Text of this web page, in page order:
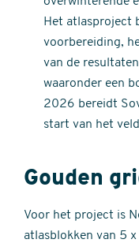
Het atlasproject
voorbereiding,
van de
waaronder een
2026 bereidt
start van het
Gouden
Voor het project is
atlasblokken van 5